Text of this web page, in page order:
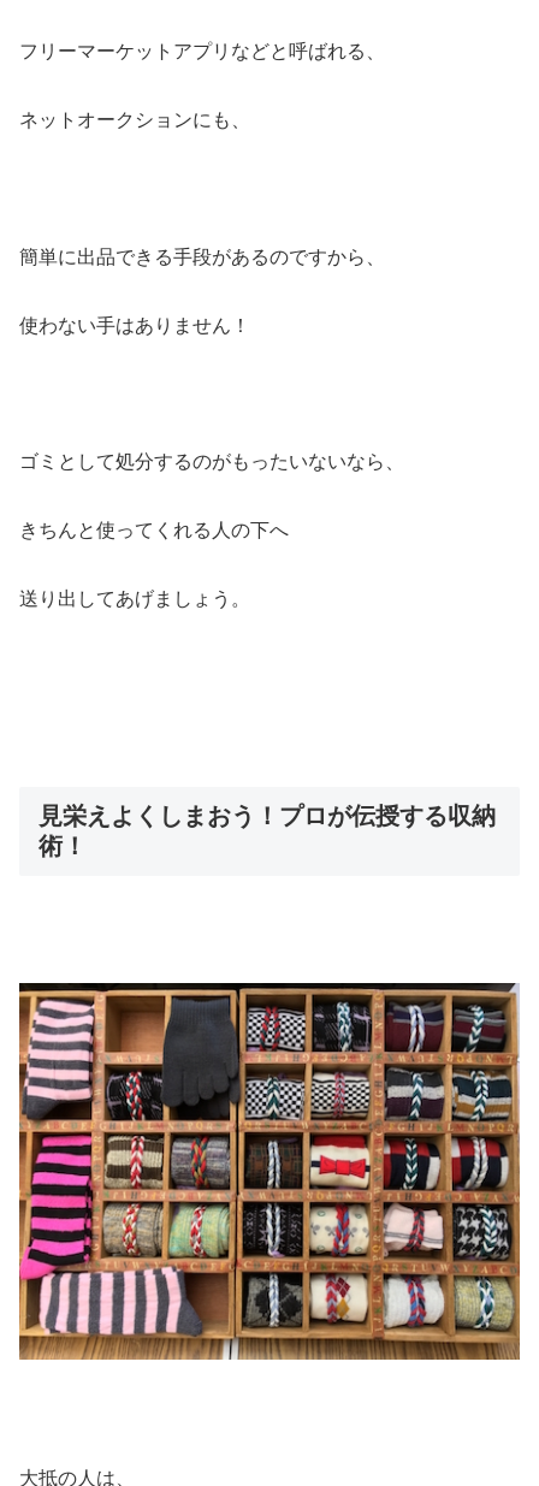
フリーマーケットアプリなどと呼ばれる、
ネットオークションにも、
簡単に出品できる手段があるのですから、
使わない手はありません！
ゴミとして処分するのがもったいないなら、
きちんと使ってくれる人の下へ
送り出してあげましょう。
見栄えよくしまおう！プロが伝授する収納
術！
大抵の人は、